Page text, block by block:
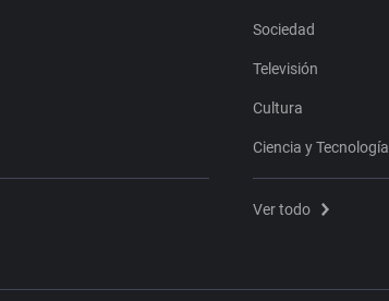
Sociedad
Televisión
Cultura
Ciencia y Tecnología
Ver todo